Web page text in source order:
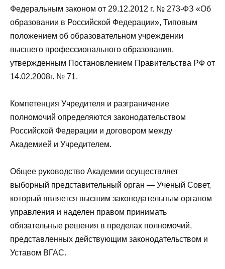
Федеральным законом от 29.12.2012 г. № 273-ФЗ «Об
образовании в Российской Федерации», Типовым
положением об образовательном учреждении
высшего профессионального образования,
утвержденным Постановлением Правительства РФ от
14.02.2008г. № 71.
Компетенция Учредителя и разграничение
полномочий определяются законодательством
Российской Федерации и договором между
Академией и Учредителем.
Общее руководство Академии осуществляет
выборный представительный орган — Ученый Совет,
который является высшим законодательным органом
управления и наделен правом принимать
обязательные решения в пределах полномочий,
представленных действующим законодательством и
Уставом ВГАС.